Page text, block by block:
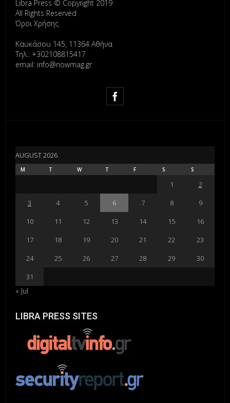
Libra Press © Copyright 2019
All Rights Reserved
Όροι Χρήσης
Καυκάσου 145, 11364 Αθήνα
Τηλ.: +302108815417
email: info@nowmag.gr
AUGUST 2026
M T W T F S S
1
2
3
4 5 6 7 8
9
10
11 12 13 14 15
16
17
18 19 20 21 22
23
24
25 26 27 28 29
30
31
« Jul
LIBRA PRESS SITES